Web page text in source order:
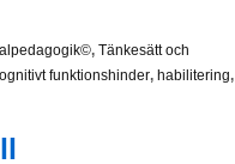
, Tänkesätt och
funktionshinder, habilitering,